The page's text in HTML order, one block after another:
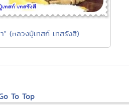
" (หลวงปู่เทสก์ เทสรังสี)
To Top